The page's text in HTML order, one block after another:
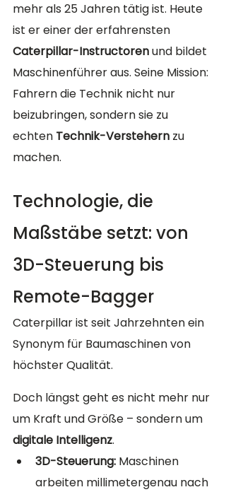
mehr als 25 Jahren tätig ist. Heute
ist er einer der erfahrensten
Caterpillar-Instructoren und bildet
Maschinenführer aus. Seine Mission:
Fahrern die Technik nicht nur
beizubringen, sondern sie zu
echten Technik-Verstehern zu
machen.
Technologie, die
Maßstäbe setzt: von
3D-Steuerung bis
Remote-Bagger
Caterpillar ist seit Jahrzehnten ein
Synonym für Baumaschinen von
höchster Qualität.
Doch längst geht es nicht mehr nur
um Kraft und Größe – sondern um
digitale Intelligenz.
3D-Steuerung: Maschinen
arbeiten millimetergenau nach